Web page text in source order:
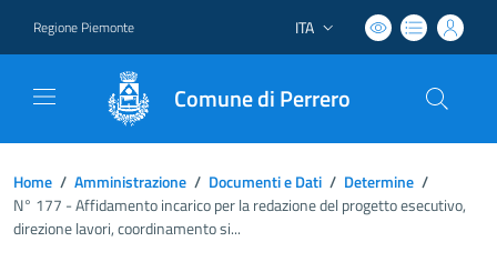
Regione Piemonte Lingua attiva:
ITA
Comune di Perrero
Home / Amministrazione / Documenti e Dati / Determine /
N° 177 - Affidamento incarico per la redazione del progetto esecutivo,
direzione lavori, coordinamento si...